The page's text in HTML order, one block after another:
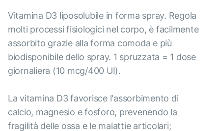
Vitamina D3 liposolubile in forma spray. Regola
molti processi fisiologici nel corpo, è facilmente
assorbito grazie alla forma comoda e più
biodisponibile dello spray. 1 spruzzata = 1 dose
giornaliera (10 mcg/400 UI).
La vitamina D3 favorisce l'assorbimento di
calcio, magnesio e fosforo, prevenendo la
fragilità delle ossa e le malattie articolari;